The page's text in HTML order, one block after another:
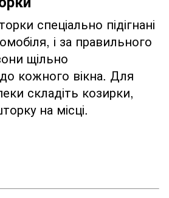
спеціально підігнані
і за правильного
щільно
кожного вікна. Для
складіть козирки,
на місці.